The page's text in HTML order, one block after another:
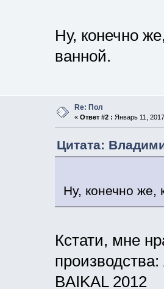
Ну, конечно
ванной.
Re: Пол
« Ответ #2 : Январь 11,
Цитата:
Ну, конечно же,
Кстати, мне
BAIKAL 2012